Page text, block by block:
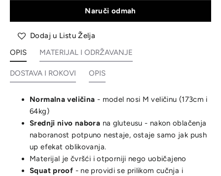
Naruči odmah
Dodaj u Listu Želja
OPIS
Normalna veličina - model nosi M veličinu (173cm i
64kg)
Srednji nivo nabora na gluteusu - nakon oblačenja
naboranost potpuno nestaje, ostaje samo jak push
up efekat oblikovanja.
Materijal je čvršći i otporniji nego uobičajeno
Squat proof - ne providi se prilikom cučnja i
MATERIJAL I ODRŽAVANJE
DOSTAVA I ROKOVI OPIS